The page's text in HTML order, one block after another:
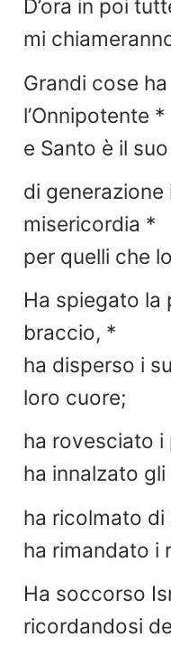
D’ora in poi
mi
Grandi cose
l’Onnipotente *
e Santo è il
di generazione
misericordia *
per quelli che
Ha spiegato la
braccio, *
ha disperso i
loro cuore;
ha rovesciato
ha innalzato gli
ha ricolmato
ha rimandato i
Ha soccorso
ricordandosi